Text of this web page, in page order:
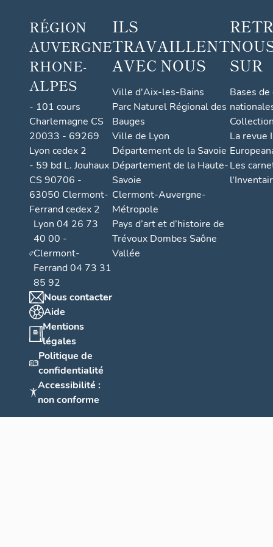
RÉGION
AUVERGNE
RHONE-
ALPES
- 101 cours
Charlemagne CS
20033 - 69269
Lyon cedex 2
- 59 bd L. Jouhaux
CS 90706 -
63050 Clermont-
Ferrand cedex 2
Lyon 04 26 73
40 00 -
Clermont-
Ferrand 04 73 31
85 92
Nous contacter
Aide
Mentions
légales
Politique de
confidentialité
Accessibilité :
non conforme
ILS
TRAVAILLENT
AVEC NOUS
Ville d'Aix-les-Bains
Parc Naturel Régional des
Bauges
Ville de Lyon
Département de la Savoie
Département de la Haute-
Savoie
Clermont-Auvergne-
Métropole
Pays d’art et d’histoire de
Trévoux Dombes Saône
Vallée
SUR
Bases
La revue
Les